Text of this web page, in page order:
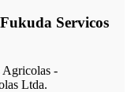
Servicos
Agricolas -
Ltda.